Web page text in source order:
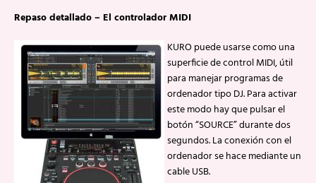
Repaso detallado – El controlador MIDI
KURO puede usarse como una
superficie de control MIDI, útil
para manejar programas de
ordenador tipo DJ. Para activar
este modo hay que pulsar el
botón “SOURCE” durante dos
segundos. La conexión con el
ordenador se hace mediante un
cable USB.